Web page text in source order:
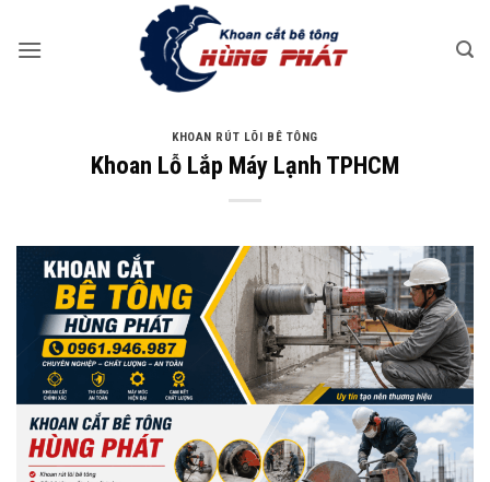
qua
KHOAN RÚT LÕI BÊ TÔNG
Khoan Lỗ Lắp Máy Lạnh TPHCM